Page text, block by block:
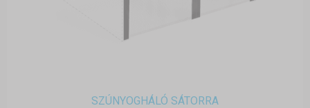
SZÚNYOGHÁLÓ SÁTORRA